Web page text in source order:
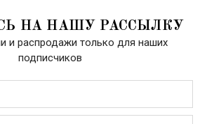
НА НАШУ РАССЫЛКУ
и распродажи только для наших
подписчиков